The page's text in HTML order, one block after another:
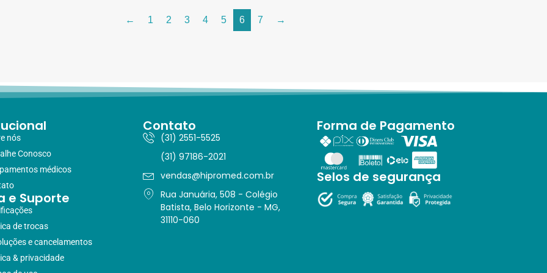
← 1 2 3 4 5 6 7 →
nós
Conosco
médicos
e Suporte
de trocas
e cancelamentos
& privacidade
Contato
(31) 2551-5525
(31) 97186-2021
vendas@hipromed.com.br
Rua Januária, 508 - Colégio
Batista, Belo Horizonte - MG,
31110-060
Forma de Pagamento
Selos de segurança